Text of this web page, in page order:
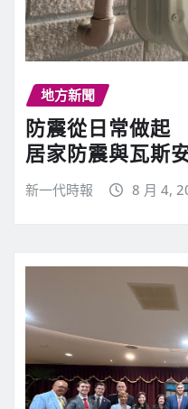
地方新聞
防震從日常做起
居家防震與瓦斯
新一代時報 8 月 4,